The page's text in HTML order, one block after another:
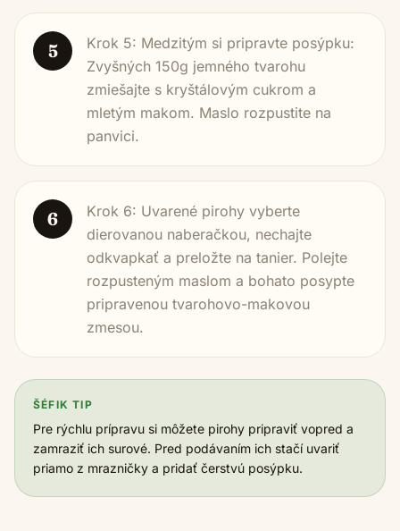
5
Krok 5: Medzitým si pripravte posýpku:
Zvyšných 150g jemného tvarohu
zmiešajte s kryštálovým cukrom a
mletým makom. Maslo rozpustite na
panvici.
6
Krok 6: Uvarené pirohy vyberte
dierovanou naberačkou, nechajte
odkvapkať a preložte na tanier. Polejte
rozpusteným maslom a bohato posypte
pripravenou tvarohovo-makovou
zmesou.
ŠÉFIK TIP
Pre rýchlu prípravu si môžete pirohy pripraviť vopred a
zamraziť ich surové. Pred podávaním ich stačí uvariť
priamo z mrazničky a pridať čerstvú posýpku.